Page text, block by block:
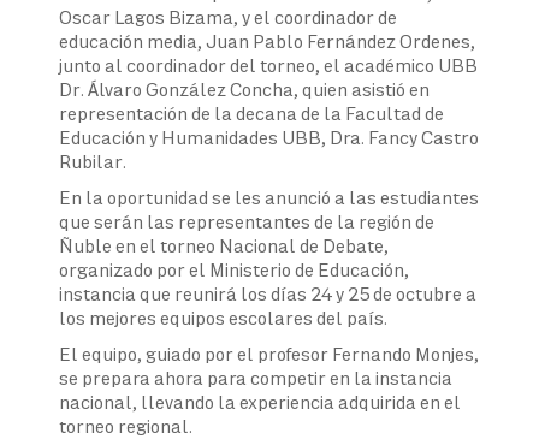
Oscar Lagos Bizama, y el coordinador de
educación media, Juan Pablo Fernández Ordenes,
junto al coordinador del torneo, el académico UBB
Dr. Álvaro González Concha, quien asistió en
representación de la decana de la Facultad de
Educación y Humanidades UBB, Dra. Fancy Castro
Rubilar.
En la oportunidad se les anunció a las estudiantes
que serán las representantes de la región de
Ñuble en el torneo Nacional de Debate,
organizado por el Ministerio de Educación,
instancia que reunirá los días 24 y 25 de octubre a
los mejores equipos escolares del país.
El equipo, guiado por el profesor Fernando Monjes,
se prepara ahora para competir en la instancia
nacional, llevando la experiencia adquirida en el
torneo regional.